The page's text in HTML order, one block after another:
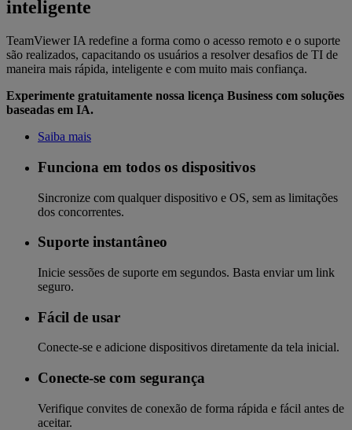
inteligente
TeamViewer IA redefine a forma como o acesso remoto e o suporte
são realizados, capacitando os usuários a resolver desafios de TI de
maneira mais rápida, inteligente e com muito mais confiança.
Experimente gratuitamente nossa licença Business com soluções
baseadas em IA.
Saiba mais
Funciona em todos os dispositivos
Sincronize com qualquer dispositivo e OS, sem as limitações
dos concorrentes.
Suporte instantâneo
Inicie sessões de suporte em segundos. Basta enviar um link
seguro.
Fácil de usar
Conecte-se e adicione dispositivos diretamente da tela inicial.
Conecte-se com segurança
Verifique convites de conexão de forma rápida e fácil antes de
aceitar.